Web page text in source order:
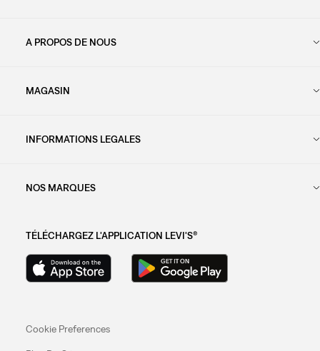
A PROPOS DE NOUS
MAGASIN
INFORMATIONS LEGALES
NOS MARQUES
TÉLÉCHARGEZ L'APPLICATION LEVI'S®
Cookie Preferences